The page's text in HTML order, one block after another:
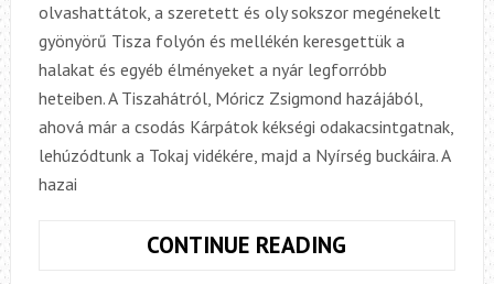
olvashattátok, a szeretett és oly sokszor megénekelt
gyönyörű Tisza folyón és mellékén keresgettük a
halakat és egyéb élményeket a nyár legforróbb
heteiben. A Tiszahátról, Móricz Zsigmond hazájából,
ahová már a csodás Kárpátok kékségi odakacsintgatnak,
lehúzódtunk a Tokaj vidékére, majd a Nyírség buckáira. A
hazai
CONTINUE READING